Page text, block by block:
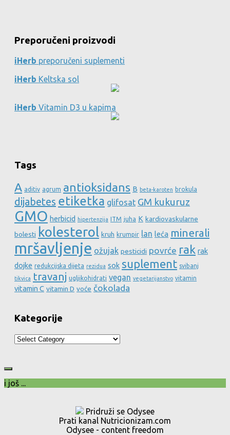
Preporučeni proizvodi
iHerb preporučeni suplementi
iHerb Keltska sol
iHerb Vitamin D3 u kapima
Tags
A aditiv agrum antioksidans B beta-karoten brokula
dijabetes etiketka glifosat GM kukuruz
GMO herbicid hipertenzija ITM juha K kardiovaskularne
bolesti kolesterol kruh krumpir lan leća minerali
mršavljenje ožujak pesticidi povrće rak rak
dojke redukcijska dijeta rezidua sok suplement svibanj
tikvica travanj ugljikohidrati vegan vegetarijanstvo vitamin
vitamin C vitamin D voće čokolada
Kategorije
Kategorije
i još ...
Pridruži se Odysee
Prati kanal Nutricionizam.com
Odysee - content freedom